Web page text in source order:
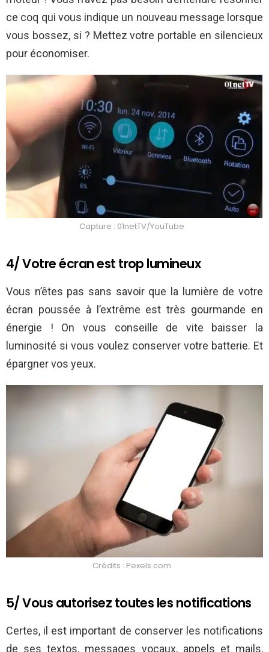
ce coq qui vous indique un nouveau message lorsque
vous bossez, si ? Mettez votre portable en silencieux
pour économiser.
Capture : 01netTV/YouTube
4/ Votre écran est trop lumineux
Vous n’êtes pas sans savoir que la lumière de votre
écran poussée à l’extrême est très gourmande en
énergie ! On vous conseille de vite baisser la
luminosité si vous voulez conserver votre batterie. Et
épargner vos yeux.
Crédits : Pexels.com
5/ Vous autorisez toutes les notifications
Certes, il est important de conserver les notifications
de ses textos, messages vocaux, appels et mails,